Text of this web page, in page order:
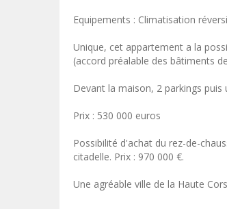
Equipements : Climatisation
Unique, cet appartement a la
(accord préalable des bâtiments
Devant la maison, 2 parkings puis
Prix : 530 000 euros
Possibilité d'achat du rez-de-
citadelle. Prix : 970 000 €.
Une agréable ville de la Haute